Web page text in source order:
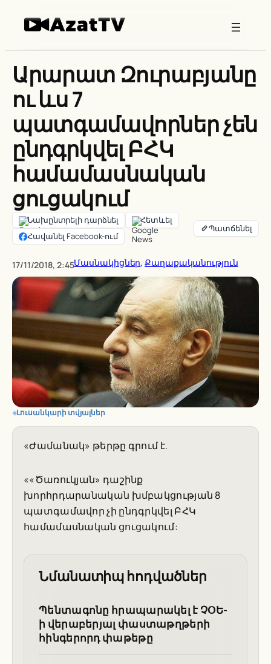
Արարատ Զուրաբյանը
ու ևս 7
պատգամավորներ չեն
ընդգրկվել ԲՀԿ
համամասնական
ցուցակում
Նախընտրելի դարձնել
Հետևել
Հավանել Facebook-ում
17/11/2018, 2:45Մասնակիցներ, Քաղաքականություն
Լուսանկարի տվյալներ
«Ժամանակ» թերթը գրում է.
««Ծառուկյան» դաշինք
խորհրդարանական խմբակցության 8
պատգամավոր չի ընդգրկվել ԲՀԿ
համամասնական ցուցակում:
Նմանատիպ հոդվածներ
Պենտագոնը հրապարակել է ՉՕԵ-
ի վերաբերյալ փաստաթղթերի
հինգերորդ փաթեթը